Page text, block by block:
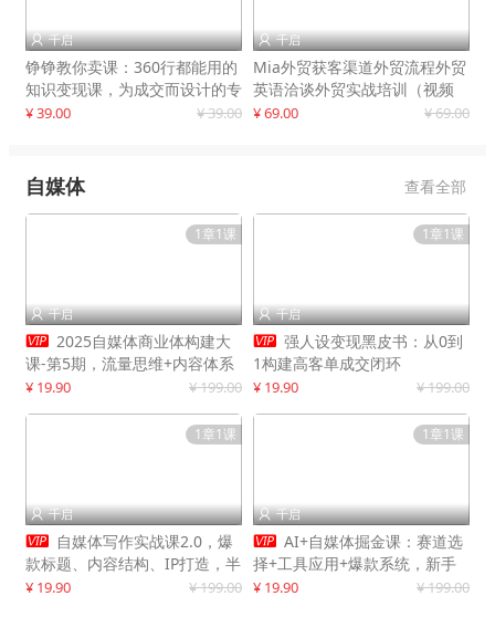
 千启
铮铮教你卖课：360行都能用的
知识变现课，为成交而设计的专
属课程
¥ 39.00 ¥ 39.00
 千启
Mia外贸获客渠道外贸流程外贸
英语洽谈外贸实战培训（视频
课）价值399元
¥ 69.00 ¥ 69.00
自媒体 查看全部
1章1课
 千启
 2025自媒体商业体构建大
课-第5期，流量思维+内容体系
+变现闭环，打造个人可持续生
¥ 19.90 ¥ 199.00
1章1课
 千启
 强人设变现黑皮书：从0到
1构建高客单成交闭环
¥ 19.90 ¥ 199.00
1章1课
 千启
 自媒体写作实战课2.0，爆
款标题、内容结构、IP打造，半
年复制30万粉月入10万+
¥ 19.90 ¥ 199.00
1章1课
 千启
 AI+自媒体掘金课：赛道选
择+工具应用+爆款系统，新手
快速起步，副业月入8000+
¥ 19.90 ¥ 199.00